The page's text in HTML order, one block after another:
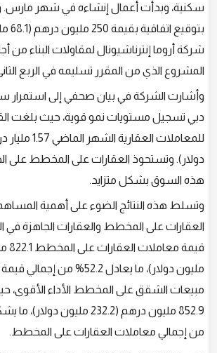
سكنية، وبدأت أعمال إنشاءه في شهر مارس.
شركة أروما إنترناشيونال لمقاولات البناء من
المشروع الذي من المقرر تسليمه في الربع الثاني
وأشارت الشركة في بيان صحفي إلى استمرار
دبي تسجيل مستويات نمو قوية، حيث بلغت
دولار). وتستحوذ العقارات على المخطط على
هذه السوق بشكل متزايد.
وتسلط هذه النتائج الضوء على أهمية
العقارات على المخطط والعقارات الجاهزة
مليون دولار)، ما يعادل 52.2%
مبيعات الشقق على المخطط الأداء
من إجمالي معاملات العقارات على المخطط.